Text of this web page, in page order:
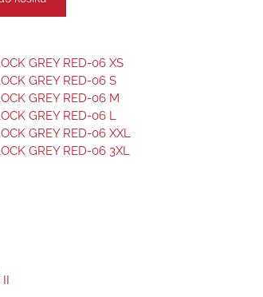
GREY RED-06 XS
GREY RED-06 S
GREY RED-06 M
GREY RED-06 L
GREY RED-06 XXL
GREY RED-06 3XL
II